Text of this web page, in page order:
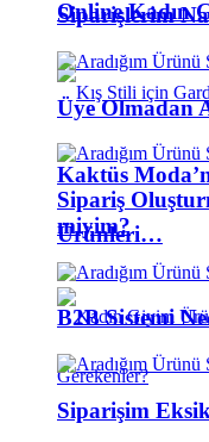
Online Kadın
Kaktüs
Ürünleri…
Siparişlerim
Üye Olmadan
Sipariş
miyim?
B2B Sistemi
Siparişim Eksik